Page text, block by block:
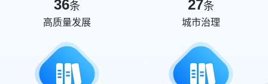
36条
高质量发展
27条
城市治理